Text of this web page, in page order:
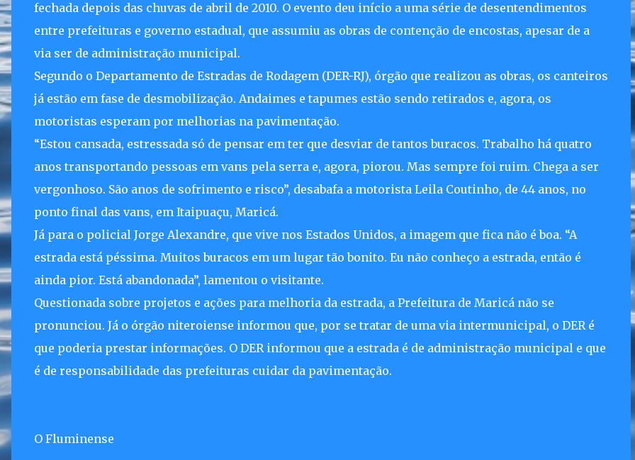
fechada depois das chuvas de abril de 2010. O evento deu início a uma série de desentendimentos
entre prefeituras e governo estadual, que assumiu as obras de contenção de encostas, apesar de a
via ser de administração municipal.
Segundo o Departamento de Estradas de Rodagem (DER-RJ), órgão que realizou as obras, os canteiros
já estão em fase de desmobilização. Andaimes e tapumes estão sendo retirados e, agora, os
motoristas esperam por melhorias na pavimentação.
“Estou cansada, estressada só de pensar em ter que desviar de tantos buracos. Trabalho há quatro
anos transportando pessoas em vans pela serra e, agora, piorou. Mas sempre foi ruim. Chega a ser
vergonhoso. São anos de sofrimento e risco”, desabafa a motorista Leila Coutinho, de 44 anos, no
ponto final das vans, em Itaipuaçu, Maricá.
Já para o policial Jorge Alexandre, que vive nos Estados Unidos, a imagem que fica não é boa. “A
estrada está péssima. Muitos buracos em um lugar tão bonito. Eu não conheço a estrada, então é
ainda pior. Está abandonada”, lamentou o visitante.
Questionada sobre projetos e ações para melhoria da estrada, a Prefeitura de Maricá não se
pronunciou. Já o órgão niteroiense informou que, por se tratar de uma via intermunicipal, o DER é
que poderia prestar informações. O DER informou que a estrada é de administração municipal e que
é de responsabilidade das prefeituras cuidar da pavimentação.
O Fluminense